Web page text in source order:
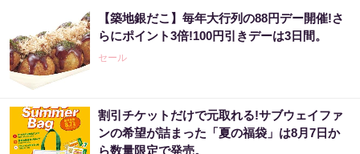
【築地銀だこ】毎年大行列の88円デー開催!さ
らにポイント3倍!100円引きデーは3日間。
セール
割引チケットだけで元取れる!サブウェイファ
ンの希望が詰まった「夏の福袋」は8月7日か
ら数量限定で発売。